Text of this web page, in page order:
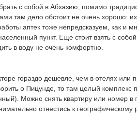
с собой в Абхазию, помимо
там дело обстоит не очень хорошо:
аптек тоже непредсказуем, как и
пункт. Еще стоит взять с
в воду не очень комфортно.
гораздо дешевле, чем в отелях
о Пицунде, то там целый комплекс
Можно снять квартиру или номер в
отнестись к